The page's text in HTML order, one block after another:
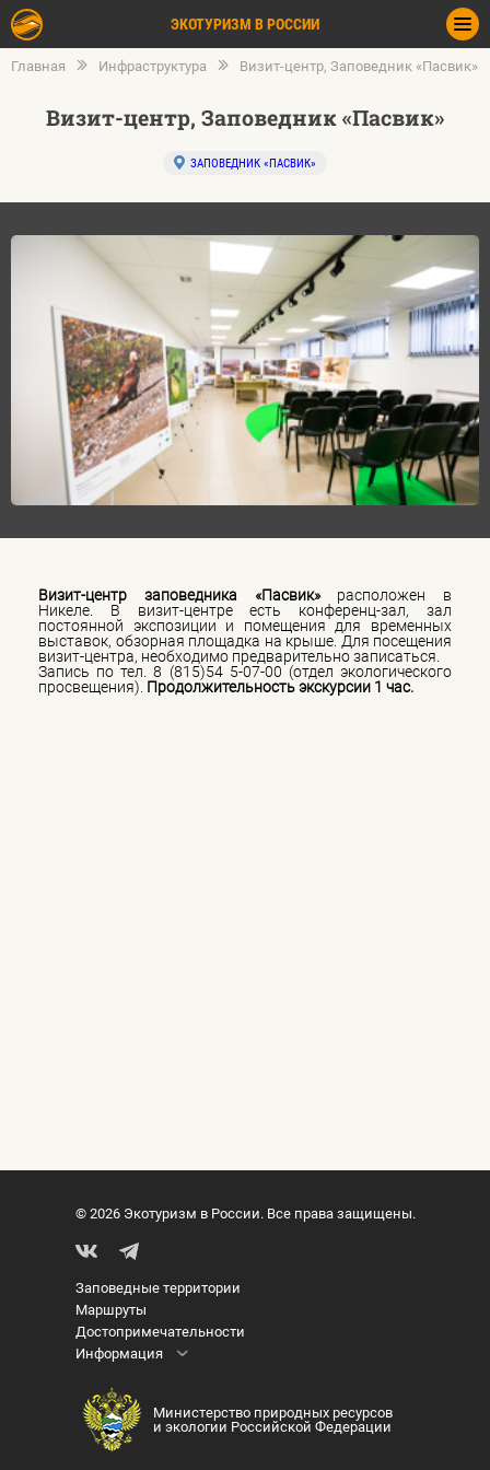
ЭКОТУРИЗМ В РОССИИ
Главная Инфраструктура Визит-центр, Заповедник «Пасвик»
Визит-центр, Заповедник «Пасвик»
ЗАПОВЕДНИК «ПАСВИК»
Визит-центр заповедника «Пасвик»расположен в
Никеле. В визит-центре есть конференц-зал, зал
постоянной экспозиции и помещения для временных
выставок, обзорная площадка на крыше. Для посещения
визит-центра, необходимо предварительно записаться.
Запись по тел. 8 (815)54 5-07-00 (отдел экологического
просвещения). Продолжительность экскурсии 1 час.
© 2026 Экотуризм в России. Все права защищены.
Заповедные территории
Маршруты
Достопримечательности
Информация
Министерство природных ресурсов
и экологии Российской Федерации